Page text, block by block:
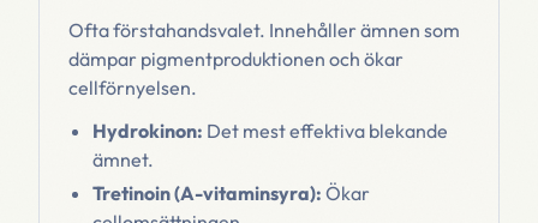
Ofta förstahandsvalet. Innehåller ämnen som
dämpar pigmentproduktionen och ökar
cellförnyelsen.
Hydrokinon: Det mest effektiva blekande
ämnet.
Tretinoin (A-vitaminsyra): Ökar